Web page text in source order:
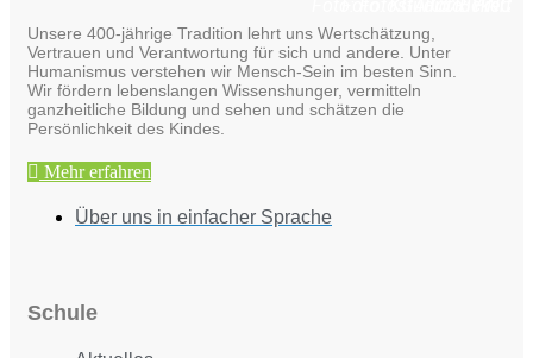
Unsere 400-jährige Tradition lehrt uns Wertschätzung,
Vertrauen und Verantwortung für sich und andere. Unter
Humanismus verstehen wir Mensch-Sein im besten Sinn.
Wir fördern lebenslangen Wissenshunger, vermitteln
ganzheitliche Bildung und sehen und schätzen die
Persönlichkeit des Kindes.
Mehr erfahren
Über uns in einfacher Sprache
Schule